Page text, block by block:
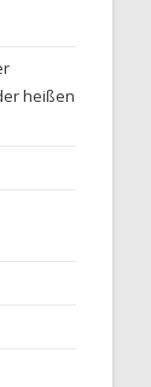
heißen